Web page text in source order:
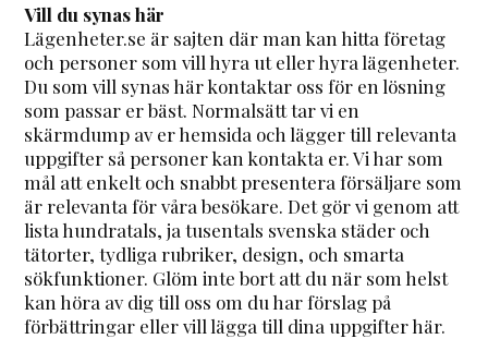
Vill du synas här
Lägenheter.se är sajten där man kan hitta företag
och personer som vill hyra ut eller hyra lägenheter.
Du som vill synas här kontaktar oss för en lösning
som passar er bäst. Normalsätt tar vi en
skärmdump av er hemsida och lägger till relevanta
uppgifter så personer kan kontakta er. Vi har som
mål att enkelt och snabbt presentera försäljare som
är relevanta för våra besökare. Det gör vi genom att
lista hundratals, ja tusentals svenska städer och
tätorter, tydliga rubriker, design, och smarta
sökfunktioner. Glöm inte bort att du när som helst
kan höra av dig till oss om du har förslag på
förbättringar eller vill lägga till dina uppgifter här.